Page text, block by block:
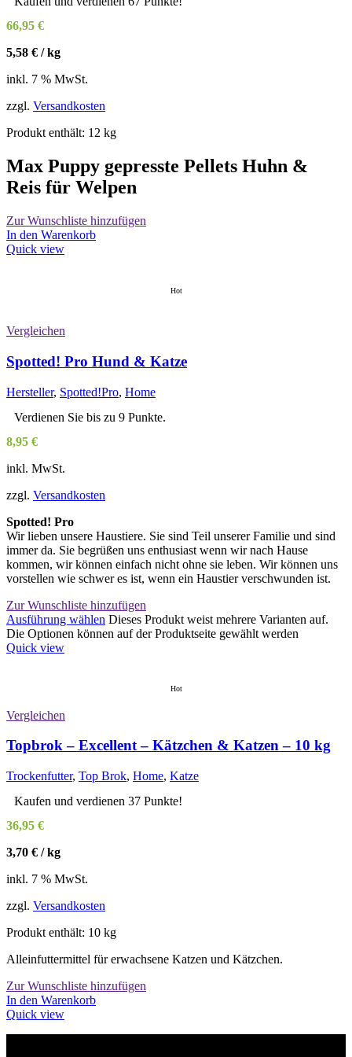
66,95 €
5,58 € /kg
inkl. 7 % MwSt.
zzgl. Versandkosten
Produkt enthält: 12 kg
Max Puppy gepresste Pellets Huhn &
Reis für Welpen
Zur Wunschliste hinzufügen
In den Warenkorb
Quick view
Hot
Vergleichen
Spotted! Pro Hund & Katze
Hersteller, Spotted!Pro, Home
Verdienen Sie bis zu 9 Punkte.
8,95 €
inkl. MwSt.
zzgl. Versandkosten
Spotted! Pro
Wir lieben unsere Haustiere. Sie sind Teil unserer Familie und sind
immer da. Sie begrüßen uns enthusiast wenn wir nach Hause
kommen, wir können einfach nicht ohne sie leben. Wir können uns
vorstellen wie schwer es ist, wenn ein Haustier verschwunden ist.
Zur Wunschliste hinzufügen
Ausführung wählen Dieses Produkt weist mehrere Varianten auf.
Die Optionen können auf der Produktseite gewählt werden
Quick view
Hot
Vergleichen
Topbrok – Excellent – Kätzchen & Katzen – 10 kg
Trockenfutter, Top Brok, Home, Katze
Kaufen und verdienen 37 Punkte!
36,95 €
3,70 € /kg
inkl. 7 % MwSt.
zzgl. Versandkosten
Produkt enthält: 10 kg
Alleinfuttermittel für erwachsene Katzen und Kätzchen.
Zur Wunschliste hinzufügen
In den Warenkorb
Quick view